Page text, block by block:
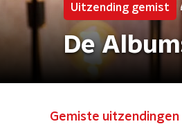
Uitzending gemist
De
Gemiste uitzendingen